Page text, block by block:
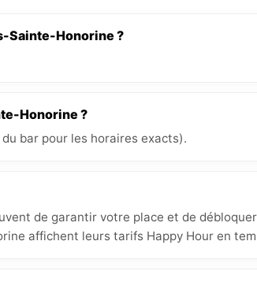
Sainte-Honorine ?
Honorine ?
bar pour les horaires exacts).
de garantir votre place et de
affichent leurs tarifs Happy Hour en